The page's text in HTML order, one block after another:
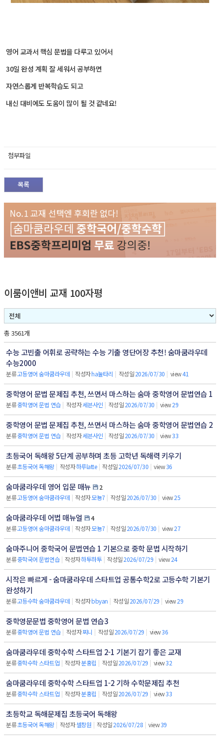
영어 교과서 핵심 문법을 다루고 있어서
30일 완성 계획 잘 세워서 공부하면
자연스롭게 반복학습도 되고
내신 대비에도 도움이 많이 될 것 같네요!
첨부파일
목록
이룸이앤비 교재 100자평
총 3561개
수능 고빈출 어휘로 공략하는 수능 기출 영단어장 추천! 숨마쿰라우데
수능2000
분류고등영어 숨마쿰라우데 | 작성자ha눌타리 | 작성일2026/07/30 | view41
중학영어 문법 문제집 추천, 쓰면서 마스하는 숨마 중학영어 문법연습 1
분류중학영어 문법 연습 | 작성자세븐사인 | 작성일2026/07/30 | view29
중학영어 문법 문제집 추천, 쓰면서 마스하는 숨마 중학영어 문법연습 2
분류중학영어 문법 연습 | 작성자세븐사인 | 작성일2026/07/30 | view33
초등국어 독해왕 5단계 공부하며 초등 고학년 독해력 키우기
분류초등국어 독해왕 | 작성자하루latte | 작성일2026/07/30 | view36
숨마쿰라우데 영어 입문 매뉴
2
분류고등영어 숨마쿰라우데 | 작성자모뇽7 | 작성일2026/07/30 | view25
숨마쿰라우데 어법 매뉴얼
4
분류고등영어 숨마쿰라우데 | 작성자모뇽7 | 작성일2026/07/30 | view27
숨마주니어 중학국어 문법연습 1 기본으로 중학 문법 시작하기
분류중학국어 문법연습 | 작성자하투하투 | 작성일2026/07/29 | view24
시작은 빠르게 - 숨마쿰라우데 스타트업 공통수학2로 고등수학 기본기
완성하기
분류고등수학 숨마쿰라우데 | 작성자bbyan | 작성일2026/07/29 | view29
중학영문문법 중학영어 문법 연습3
분류중학영어 문법 연습 | 작성자찌니 | 작성일2026/07/29 | view36
숨마쿰라우데 중학수학 스타트업 2-1 기본기 잡기 좋은 교재
분류중학수학 스타트업 | 작성자분홍립 | 작성일2026/07/29 | view32
숨마쿰라우데 중학수학 스타트업 1-2 기하 수학문제집 추천
분류중학수학 스타트업 | 작성자분홍립 | 작성일2026/07/29 | view33
초등학교 독해문제집 초등국어 독해왕
분류초등국어 독해왕 | 작성자셀창원 | 작성일2026/07/28 | view39